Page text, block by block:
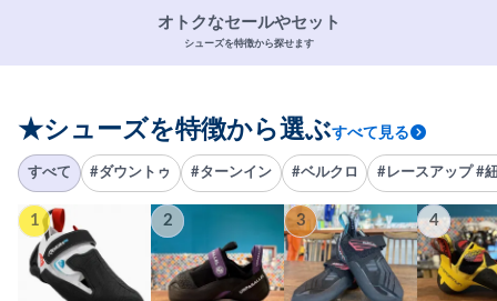
オトクなセールやセット
シューズを特徴から探せます
★シューズを特徴から選ぶすべて見る
すべて #ダウントゥ #ターンイン #ベルクロ #レースアップ #
1 2 3 4